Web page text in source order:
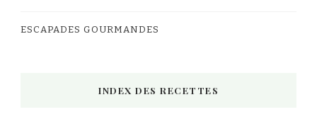
ESCAPADES GOURMANDES
INDEX DES RECETTES